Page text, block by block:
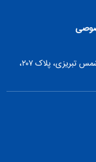
تهران، ضلع شمالی بلوار میرداماد، بین نفت و شمس تبریزی، پلاک ۲۰۷،